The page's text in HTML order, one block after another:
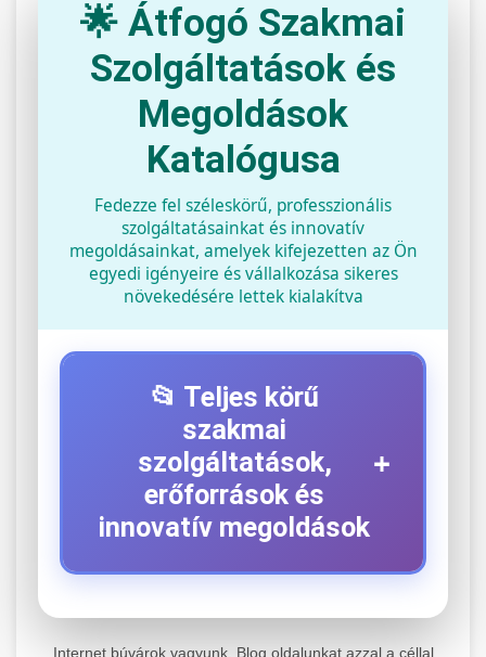
🌟 Átfogó Szakmai
Szolgáltatások és
Megoldások
Katalógusa
Fedezze fel széleskörű, professzionális
szolgáltatásainkat és innovatív
megoldásainkat, amelyek kifejezetten az Ön
egyedi igényeire és vállalkozása sikeres
növekedésére lettek kialakítva
📂 Teljes körű
szakmai
szolgáltatások,
erőforrások és
innovatív megoldások
+
+
Internet búvárok vagyunk. Blog oldalunkat azzal a céllal